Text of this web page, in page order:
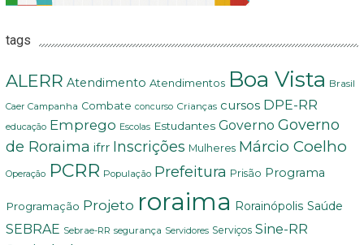
tags
ALERR Atendimento Atendimentos Boa Vista Brasil
Caer Campanha Combate concurso Crianças cursos DPE-RR
educação Emprego Escolas Estudantes Governo Governo
de Roraima ifrr Inscrições Mulheres Márcio Coelho
Operação PCRR População Prefeitura Prisão Programa
Programação Projeto roraima Rorainópolis Saúde
SEBRAE Sebrae-RR segurança Servidores Serviços Sine-RR